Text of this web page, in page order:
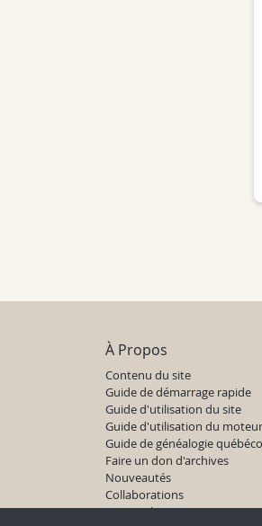
À Propos
Contenu du site
Guide de démarrage rapide
Guide d'utilisation du site
Guide d'utilisation du
Guide de généalogie
Faire un don d'archives
Nouveautés
Collaborations
Liens utiles